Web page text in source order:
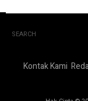
SEARCH
Kontak Kami